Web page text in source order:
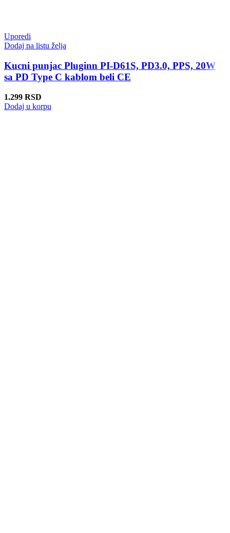
Uporedi
Dodaj na listu želja
Kucni punjac Pluginn PI-D61S, PD3.0, PPS, 20W
sa PD Type C kablom beli CE
1.299 RSD
Dodaj u korpu